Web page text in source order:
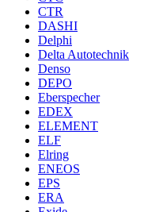
CTR
DASHI
Delphi
Delta Autotechnik
Denso
DEPO
Eberspecher
EDEX
ELEMENT
ELF
Elring
ENEOS
EPS
ERA